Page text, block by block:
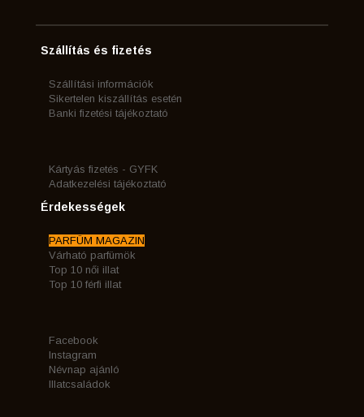
Szállítás és fizetés
Szállítási információk
Sikertelen kiszállítás esetén
Banki fizetési tájékoztató
Kártyás fizetés - GYFK
Adatkezelési tájékoztató
Érdekességek
PARFÜM MAGAZIN
Várható parfümök
Top 10 női illat
Top 10 férfi illat
Facebook
Instagram
Névnap ajánló
Illatcsaládok